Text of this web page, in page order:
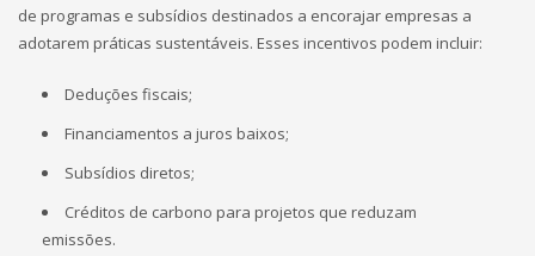
de programas e subsídios destinados a encorajar empresas a
adotarem práticas sustentáveis. Esses incentivos podem incluir:
Deduções fiscais;
Financiamentos a juros baixos;
Subsídios diretos;
Créditos de carbono para projetos que reduzam
emissões.